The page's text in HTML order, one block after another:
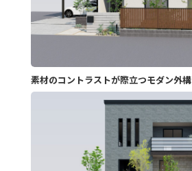
素材のコントラストが際立つモダン外構